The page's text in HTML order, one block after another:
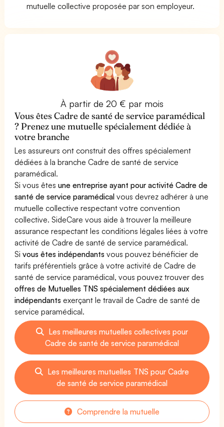
mutuelle collective proposée par son employeur.
À partir de 20 € par mois
Vous êtes Cadre de santé de service paramédical
? Prenez une mutuelle spécialement dédiée à
votre branche
Les assureurs ont construit des offres spécialement
dédiées à la branche Cadre de santé de service
paramédical.
Si vous êtesune entreprise ayant pour activité Cadre de
santé de service paramédical vous devrez adhérer à une
mutuelle collective respectant votre convention
collective. SideCare vous aide à trouver la meilleure
assurance respectant les conditions légales liées à votre
activité de Cadre de santé de service paramédical.
Sivous êtes indépendants vous pouvez bénéficier de
tarifs préférentiels grâce à votre activité de Cadre de
santé de service paramédical, vous pouvez trouver des
offres de Mutuelles TNS spécialement dédiées aux
indépendants exerçant le travail de Cadre de santé de
service paramédical.
Les meilleures mutuelles collectives pour
Cadre de santé de service paramédical
Les meilleures mutuelles TNS pour Cadre
de santé de service paramédical
Comprendre la mutuelle